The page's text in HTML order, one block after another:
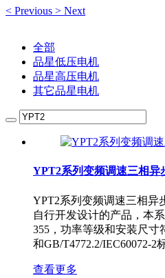
< Previous > Next
全部
品星低压电机
品星高压电机
其它品星电机
YPT2系列变频调速三相异
YPT2系列变频调速三相异
自行开发设计的产品，本
355，功率等级和安装尺寸
和GB/T4772.2/IEC60072-2
查看更多